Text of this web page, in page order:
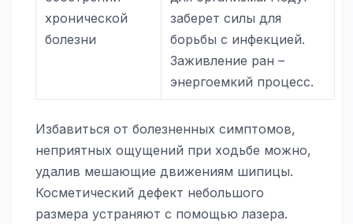
хронической
болезни
заберет силы для
борьбы с инфекцией.
Заживление ран –
энергоемкий процесс.
Избавиться от болезненных симптомов,
неприятных ощущений при ходьбе можно,
удалив мешающие движениям шипицы.
Косметический дефект небольшого
размера устраняют с помощью лазера.